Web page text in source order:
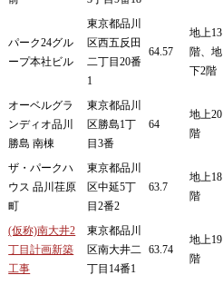
パーク24グル
ープ本社ビル
東京都品川
区西五反田
二丁目20番
1
64.57
地上13
階、地
下2階
オーベルグラ
ンディオ品川
勝島 南棟
東京都品川
区勝島1丁
目3番
64
地上20
階
ザ・パークハ
ウス 品川荏原
町
東京都品川
区中延5丁
目2番2
63.7
地上18
階
(仮称)南大井2
丁目計画新築
工事
東京都品川
区南大井二
丁目14番1
63.74
地上19
階